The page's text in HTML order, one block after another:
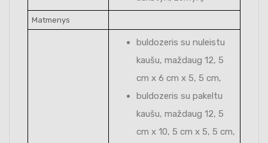
Matmenys
buldozeris su nuleistu
kaušu, maždaug 12, 5
cm x 6 cm x 5, 5 cm,
buldozeris su pakeltu
kaušu, maždaug 12, 5
cm x 10, 5 cm x 5, 5 cm,